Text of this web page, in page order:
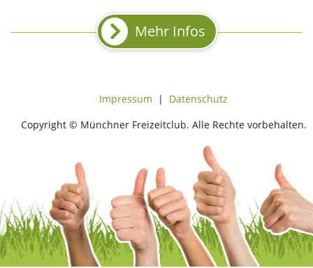
Mehr Infos
Impressum | Datenschutz
Copyright © Münchner Freizeitclub. Alle Rechte vorbehalten.